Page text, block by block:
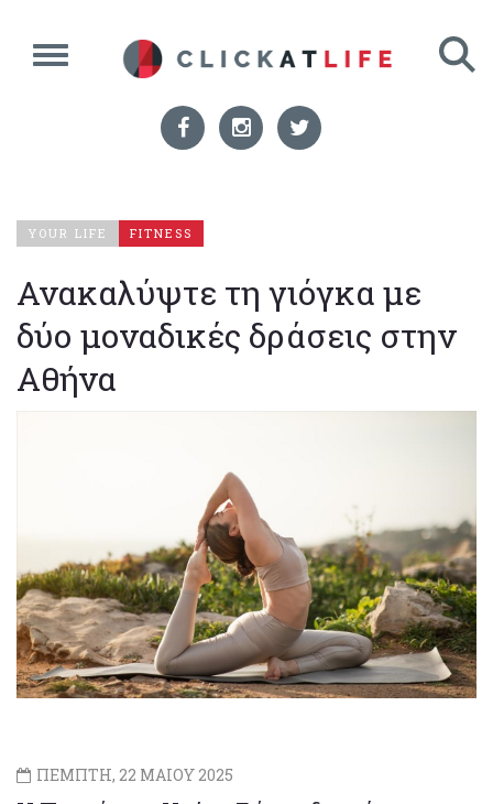
YOUR LIFE FITNESS
Ανακαλύψτε τη γιόγκα με
δύο μοναδικές δράσεις στην
Αθήνα
ΠΕΜΠΤΗ, 22 ΜΑΙΟΥ 2025